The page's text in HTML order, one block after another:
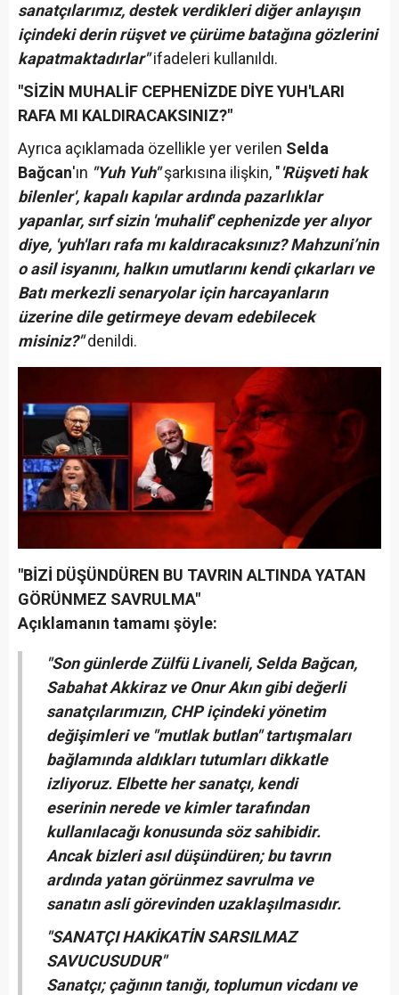
sanatçılarımız, destek verdikleri diğer anlayışın
içindeki derin rüşvet ve çürüme batağına gözlerini
kapatmaktadırlar"ifadeleri kullanıldı.
"SİZİN MUHALİF CEPHENİZDE DİYE YUH'LARI
RAFA MI KALDIRACAKSINIZ?"
Ayrıca açıklamada özellikle yer verilen Selda
Bağcan'ın "Yuh Yuh"şarkısına ilişkin, "'Rüşveti hak
bilenler', kapalı kapılar ardında pazarlıklar
yapanlar, sırf sizin 'muhalif' cephenizde yer alıyor
diye, 'yuh'ları rafa mı kaldıracaksınız? Mahzuni’nin
o asil isyanını, halkın umutlarını kendi çıkarları ve
Batı merkezli senaryolar için harcayanların
üzerine dile getirmeye devam edebilecek
misiniz?"denildi.
"BİZİ DÜŞÜNDÜREN BU TAVRIN ALTINDA YATAN
GÖRÜNMEZ SAVRULMA"
Açıklamanın tamamı şöyle:
"Son günlerde Zülfü Livaneli, Selda Bağcan,
Sabahat Akkiraz ve Onur Akın gibi değerli
sanatçılarımızın, CHP içindeki yönetim
değişimleri ve "mutlak butlan" tartışmaları
bağlamında aldıkları tutumları dikkatle
izliyoruz. Elbette her sanatçı, kendi
eserinin nerede ve kimler tarafından
kullanılacağı konusunda söz sahibidir.
Ancak bizleri asıl düşündüren; bu tavrın
ardında yatan görünmez savrulma ve
sanatın asli görevinden uzaklaşılmasıdır.
"SANATÇI HAKİKATİN SARSILMAZ
SAVUCUSUDUR"
Sanatçı; çağının tanığı, toplumun vicdanı ve